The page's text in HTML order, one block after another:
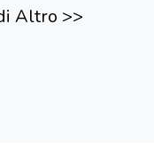
Altro >>